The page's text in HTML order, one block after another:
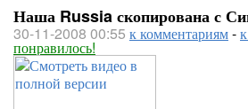
Наша Russia скопирована с
30-11-2008 00:55 к комментариям-
понравилось!